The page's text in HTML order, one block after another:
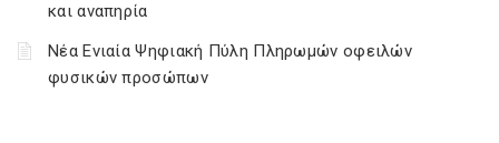
και αναπηρία
Νέα Ενιαία Ψηφιακή Πύλη Πληρωμών οφειλών
φυσικών προσώπων